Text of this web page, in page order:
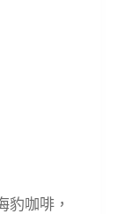
豹咖啡，